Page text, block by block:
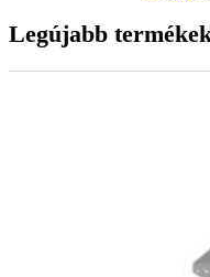
Legújabb